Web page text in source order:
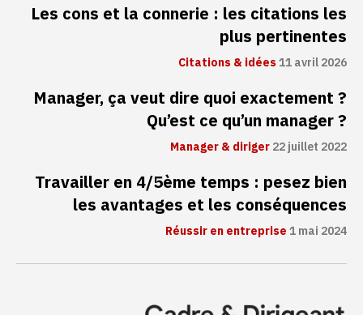
Les cons et la connerie : les citations les
plus pertinentes
Citations & idées11 avril 2026
Manager, ça veut dire quoi exactement ?
Qu’est ce qu’un manager ?
Manager & diriger22 juillet 2022
Travailler en 4/5ème temps : pesez bien
les avantages et les conséquences
Réussir en entreprise1 mai 2024